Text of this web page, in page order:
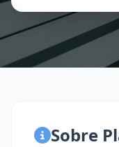
Sobre